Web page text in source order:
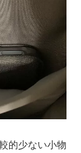
的少ない小物